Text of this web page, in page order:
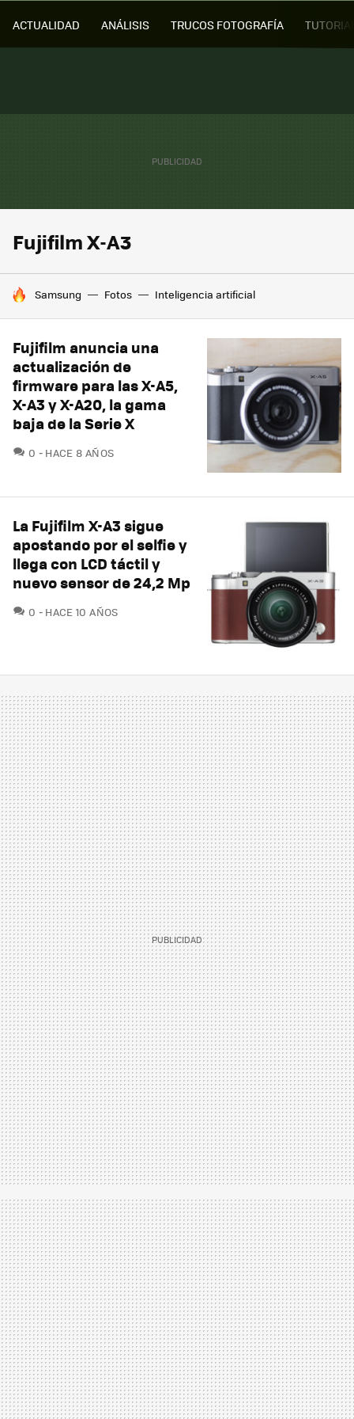
ACTUALIDAD ANÁLISIS TRUCOS FOTOGRAFÍA
Fujifilm X-A3
HOY SE HABLA DE
Samsung Fotos Inteligencia artificial
Fujifilm anuncia una
actualización de
firmware para las X-A5,
X-A3 y X-A20, la gama
baja de la Serie X
0 COMENTARIOS
HACE 8 AÑOS
La Fujifilm X-A3 sigue
apostando por el selfie y
llega con LCD táctil y
nuevo sensor de 24,2 Mp
0 COMENTARIOS
HACE 10 AÑOS